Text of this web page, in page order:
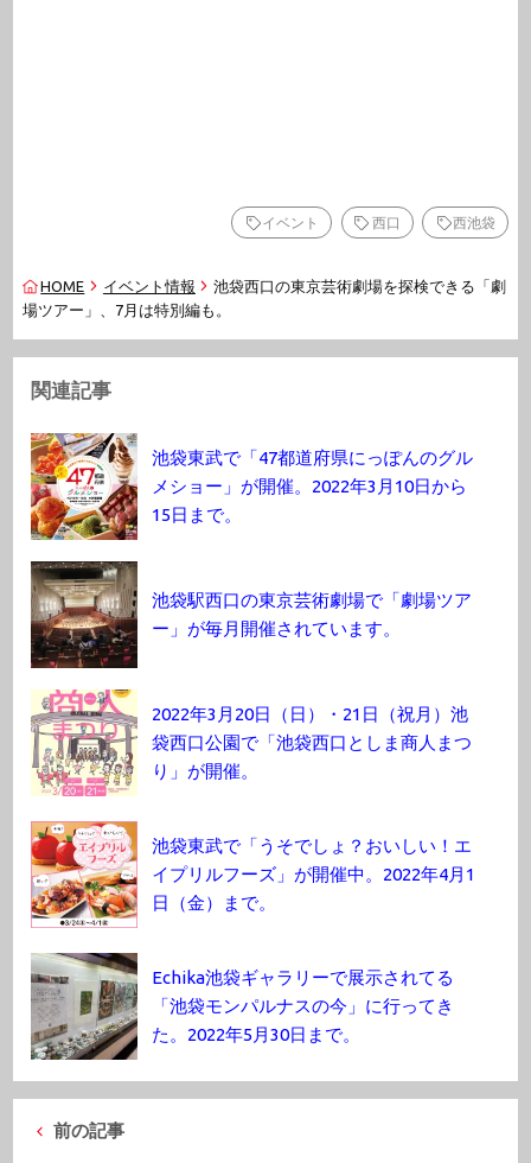
イベント 西口 西池袋
HOME イベント情報
池袋西口の東京芸術劇場を探検できる「劇
場ツアー」、7月は特別編も。
関連記事
池袋東武で「47都道府県にっぽんのグル
メショー」が開催。2022年3月10日から
15日まで。
池袋駅西口の東京芸術劇場で「劇場ツア
ー」が毎月開催されています。
2022年3月20日（日）・21日（祝月）池
袋西口公園で「池袋西口としま商人まつ
り」が開催。
池袋東武で「うそでしょ？おいしい！エ
イプリルフーズ」が開催中。2022年4月1
日（金）まで。
Echika池袋ギャラリーで展示されてる
「池袋モンパルナスの今」に行ってき
た。2022年5月30日まで。
前の記事